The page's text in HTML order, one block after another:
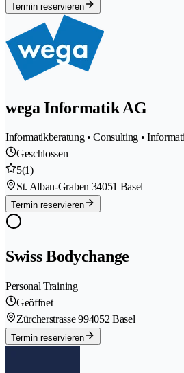
Termin reservieren
wega Informatik AG
Informatikberatung • Consulting •
Geschlossen
5(1)
St. Alban-Graben 34051 Basel
Termin reservieren
Swiss Bodychange
Personal Training
Geöffnet
Zürcherstrasse 994052 Basel
Termin reservieren